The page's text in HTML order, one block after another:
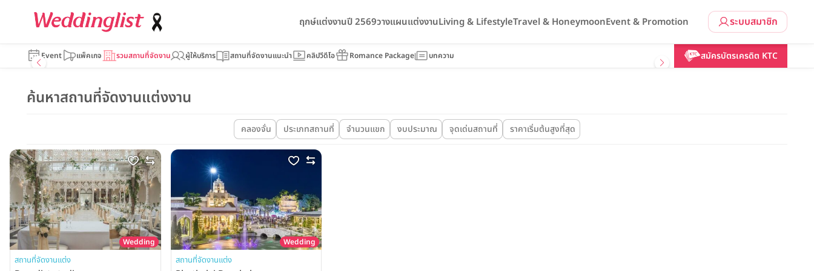
ระบบสมาชิก
ฤกษ์แต่งงานปี 2569วางแผนแต่งงานLiving & LifestyleTravel & HoneymoonEvent & Promotion
Event แพ็คเกจ รวมสถานที่จัดงาน ผู้ให้บริการ สถานที่จัดงานแนะนำ คลิปวีดีโอ Romance Package บทความ สมัครบัตรเครดิต KTC
ค้นหาสถานที่จัดงานแต่งงาน
คลองจั่น ประเภทสถานที่ จำนวนแขก งบประมาณ จุดเด่นสถานที่ ราคาเริ่มต้นสูงที่สุด
Wedding
สถานที่จัดงานแต่ง
Wedding
สถานที่จัดงานแต่ง